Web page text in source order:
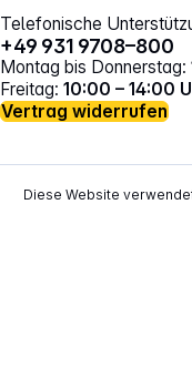
Telefonische
+49 931 9708–800
Montag bis Donnerstag:
Freitag: 10:00 – 14:00
Vertrag widerrufen
Diese Website